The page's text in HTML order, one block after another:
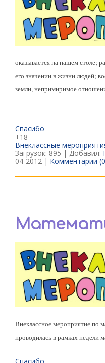
оказывается на нашем столе;
его значении в жизни людей;
земли, непримиримое
Спасибо
+18
Внеклассные
Загрузок: 895 | Добавил:
04-2012 | Комментарии
Внеклассное мероприятие по
проводилась в рамках недели